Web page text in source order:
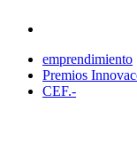
emprendimiento
Premios
CEF.-